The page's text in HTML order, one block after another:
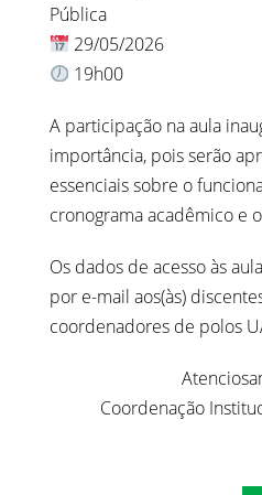
Pública
29/05/2026
19h00
A participação na aula
importância, pois serão
essenciais sobre o
cronograma acadêmico e
Os dados de acesso às
por e-mail aos(às)
coordenadores de polos
Coordenação